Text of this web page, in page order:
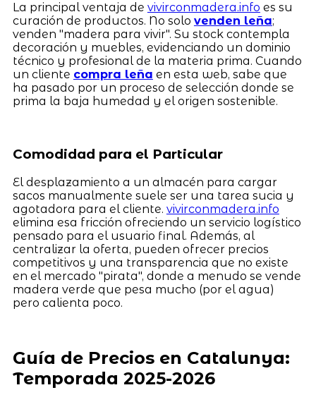
La principal ventaja de vivirconmadera.info es su
curación de productos. No solo venden leña;
venden "madera para vivir". Su stock contempla
decoración y muebles, evidenciando un dominio
técnico y profesional de la materia prima. Cuando
un cliente compra leña en esta web, sabe que
ha pasado por un proceso de selección donde se
prima la baja humedad y el origen sostenible.
Comodidad para el Particular
El desplazamiento a un almacén para cargar
sacos manualmente suele ser una tarea sucia y
agotadora para el cliente. vivirconmadera.info
elimina esa fricción ofreciendo un servicio logístico
pensado para el usuario final. Además, al
centralizar la oferta, pueden ofrecer precios
competitivos y una transparencia que no existe
en el mercado "pirata", donde a menudo se vende
madera verde que pesa mucho (por el agua)
pero calienta poco.
Guía de Precios en Catalunya:
Temporada 2025-2026